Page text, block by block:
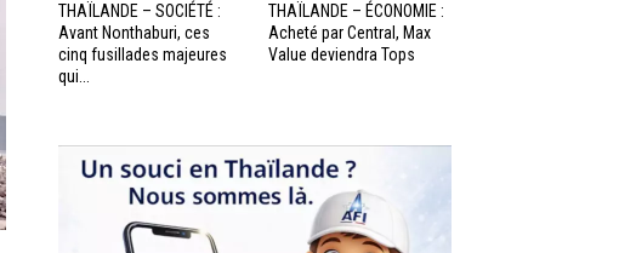
THAÏLANDE – SOCIÉTÉ :
Avant Nonthaburi, ces
cinq fusillades majeures
qui...
THAÏLANDE – ÉCONOMIE :
Acheté par Central, Max
Value deviendra Tops